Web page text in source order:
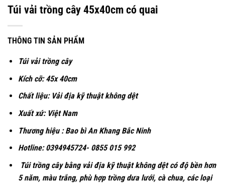
Túi vải trồng cây 45x40cm có quai
THÔNG TIN SẢN PHẨM
Túi vải trồng cây
Kích cỡ: 45x 40cm
Chất liệu: Vải địa kỹ thuật không dệt
Xuất xứ: Việt Nam
Thương hiệu : Bao bì An Khang Bắc Ninh
Hotline: 0394945724- 0855 015 992
Túi trồng cây bằng vải địa kỹ thuật không dệt có độ bền hơn
5 năm, màu trắng, phù hợp trồng dưa lưới, cà chua, các loại